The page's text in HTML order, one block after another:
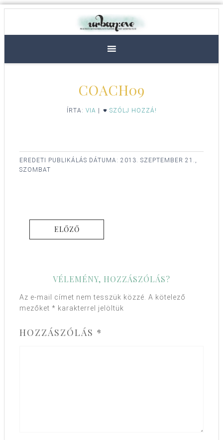
COACH09
ÍRTA: VIA SZÓLJ HOZZÁ!
EREDETI PUBLIKÁLÁS DÁTUMA: 2013. SZEPTEMBER 21.,
SZOMBAT
ELŐZŐ
VÉLEMÉNY, HOZZÁSZÓLÁS?
Az e-mail címet nem tesszük közzé. A kötelező
mezőket * karakterrel jelöltük
HOZZÁSZÓLÁS *